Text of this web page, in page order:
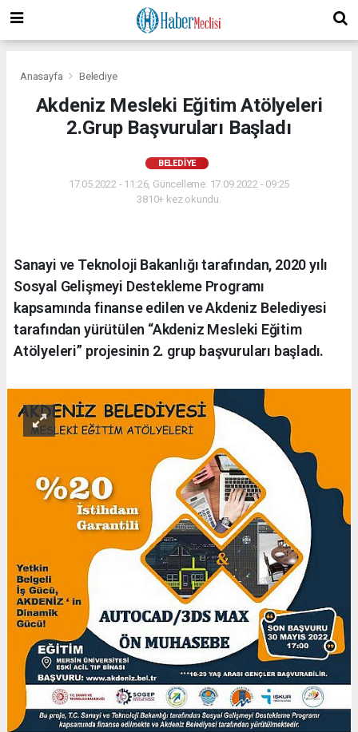
Anasayfa Belediye
Akdeniz Mesleki Eğitim Atölyeleri
2.Grup Başvuruları Başladı
BELEDIYE
17.05.2022 - 11:26, Güncelleme: 17.09.2022 - 09:25
3810+ kez okundu.
Sanayi ve Teknoloji Bakanlığı tarafından, 2020 yılı
Sosyal Gelişmeyi Destekleme Programı
kapsamında finanse edilen ve Akdeniz Belediyesi
tarafından yürütülen “Akdeniz Mesleki Eğitim
Atölyeleri” projesinin 2. grup başvuruları başladı.